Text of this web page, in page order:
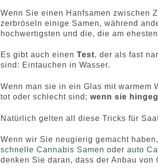
Wenn Sie einen Hanfsamen zwischen
zerbröseln einige Samen, während
hochwertigsten und die, die am
Es gibt auch einenTest, der als fast
sind: Eintauchen in Wasser.
Wenn man sie in ein Glas mit warmem
tot oder schlecht sind;wenn sie
Natürlich gelten all diese Tricks für
Wenn wir Sie neugierig gemacht
schnelle Cannabis Samen oderauto
denken Sie daran, dass der Anbau